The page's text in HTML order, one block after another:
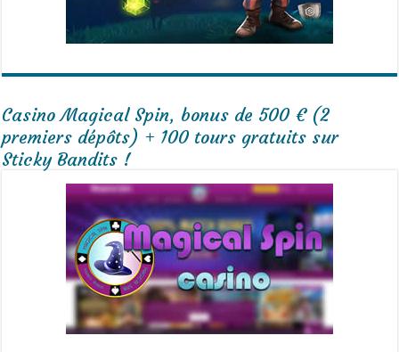
Casino Magical Spin, bonus de 500 € (2
premiers dépôts) + 100 tours gratuits sur
Sticky Bandits !